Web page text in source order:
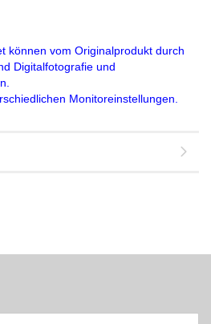
können vom Originalprodukt durch
Digitalfotografie und
Monitoreinstellungen.